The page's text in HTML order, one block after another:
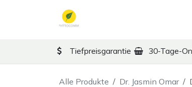
Tiefpreisgarantie 30-Tage-
Alle Produkte Dr. Jasmin Omar